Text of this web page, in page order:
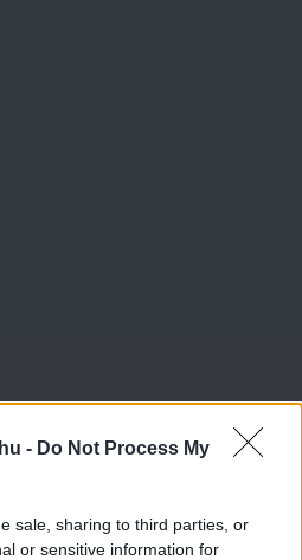
- Do Not Process My
sale, sharing to third parties, or
or sensitive information for